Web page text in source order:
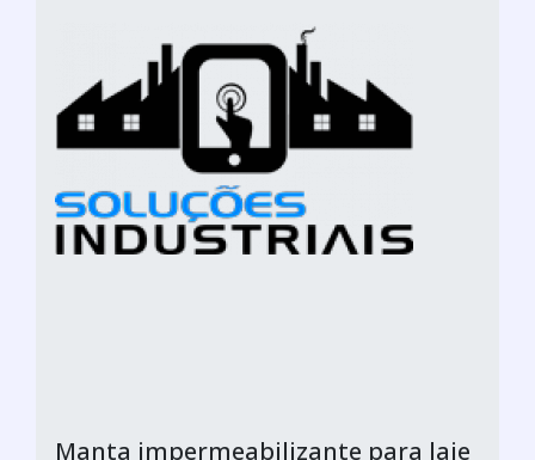
Manta impermeabilizante para laje